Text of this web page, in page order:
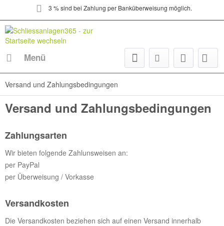
3 % sind bei Zahlung per Banküberweisung möglich.
Menü
Versand und Zahlungsbedingungen
Versand und Zahlungsbedingungen
Zahlungsarten
Wir bieten folgende Zahlunsweisen an:
per PayPal
per Überweisung / Vorkasse
Versandkosten
Die Versandkosten beziehen sich auf einen Versand innerhalb